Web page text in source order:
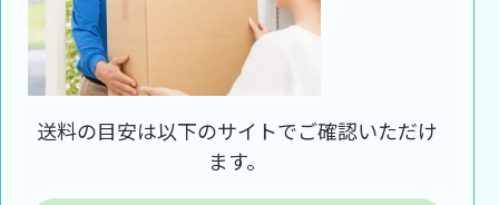
送料の目安は以下のサイトでご確認いただけ
ます。